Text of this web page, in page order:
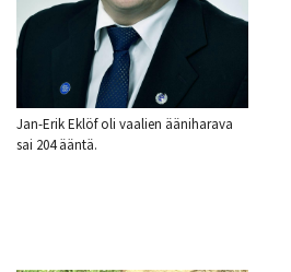
Jan-Erik Eklöf oli vaalien ääniharava
sai 204 ääntä.